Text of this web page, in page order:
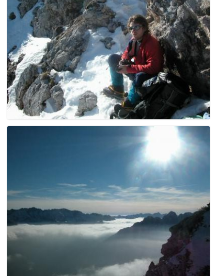
g
a
t
o